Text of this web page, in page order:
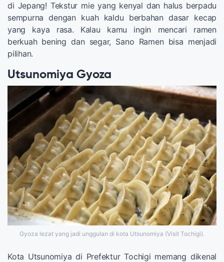
di Jepang! Tekstur mie yang kenyal dan halus berpadu
sempurna dengan kuah kaldu berbahan dasar kecap
yang kaya rasa. Kalau kamu ingin mencari ramen
berkuah bening dan segar, Sano Ramen bisa menjadi
pilihan.
Utsunomiya Gyoza
Gyoza lezat yang jadi unggulan di kota Utsunomiya (Visit Tochigi).
Kota Utsunomiya di Prefektur Tochigi memang dikenal